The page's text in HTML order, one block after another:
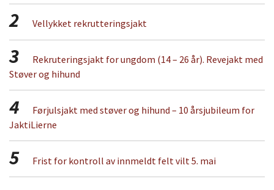
2 Vellykket rekrutteringsjakt
3
Rekruteringsjakt for ungdom (14 – 26 år). Revejakt med
Støver og hihund
4
Førjulsjakt med støver og hihund – 10 årsjubileum for
JaktiLierne
5 Frist for kontroll av innmeldt felt vilt 5. mai